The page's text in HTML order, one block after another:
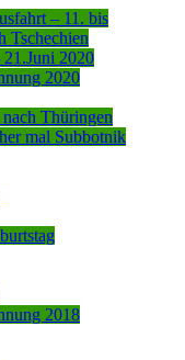
– 11. bis
Tschechien
21.Juni 2020
2020
Thüringen
mal Subbotnik
2018